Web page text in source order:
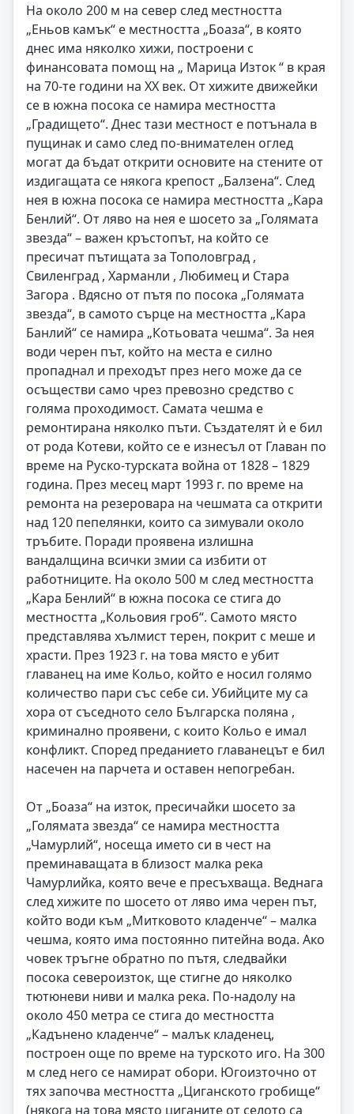
На около 200 м на север след местността
„Еньов камък“ е местността „Боаза“, в която
днес има няколко хижи, построени с
финансовата помощ на „ Марица Изток “ в края
на 70-те години на ХХ век. От хижите движейки
се в южна посока се намира местността
„Градището“. Днес тази местност е потънала в
пущинак и само след по-внимателен оглед
могат да бъдат открити основите на стените от
издигащата се някога крепост „Балзена“. След
нея в южна посока се намира местността „Кара
Бенлий“. От ляво на нея е шосето за „Голямата
звезда“ – важен кръстопът, на който се
пресичат пътищата за Тополовград ,
Свиленград , Харманли , Любимец и Стара
Загора . Вдясно от пътя по посока „Голямата
звезда“, в самото сърце на местността „Кара
Банлий“ се намира „Котьовата чешма“. За нея
води черен път, който на места е силно
пропаднал и преходът през него може да се
осъществи само чрез превозно средство с
голяма проходимост. Самата чешма е
ремонтирана няколко пъти. Създателят ѝ е бил
от рода Котеви, който се е изнесъл от Главан по
време на Руско-турската война от 1828 – 1829
година. През месец март 1993 г. по време на
ремонта на резеровара на чешмата са открити
над 120 пепелянки, които са зимували около
тръбите. Поради проявена излишна
вандалщина всички змии са избити от
работниците. На около 500 м след местността
„Кара Бенлий“ в южна посока се стига до
местността „Кольовия гроб“. Самото място
представлява хълмист терен, покрит с меше и
храсти. През 1923 г. на това място е убит
главанец на име Кольо, който е носил голямо
количество пари със себе си. Убийците му са
хора от съседното село Българска поляна ,
криминално проявени, с които Кольо е имал
конфликт. Според преданието главанецът е бил
насечен на парчета и оставен непогребан.
От „Боаза“ на изток, пресичайки шосето за
„Голямата звезда“ се намира местността
„Чамурлий“, носеща името си в чест на
преминаващата в близост малка река
Чамурлийка, която вече е пресъхваща. Веднага
след хижите по шосето от ляво има черен път,
който води към „Митковото кладенче“ – малка
чешма, която има постоянно питейна вода. Ако
човек тръгне обратно по пътя, следвайки
посока североизток, ще стигне до няколко
тютюневи ниви и малка река. По-надолу на
около 450 метра се стига до местността
„Кадънено кладенче“ – малък кладенец,
построен още по време на турското иго. На 300
м след него се намират обори. Югоизточно от
тях започва местността „Циганското гробище“
(някога на това място циганите от селото са